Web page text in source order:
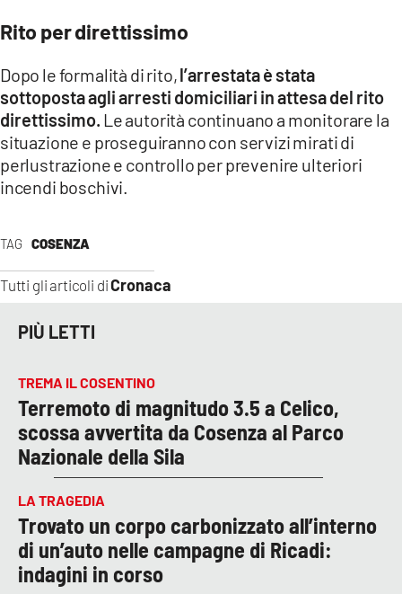
TAG COSENZA
Tutti gli articoli diCronaca
Rito per direttissimo
Dopo le formalità di rito,l’arrestata è stata
sottoposta agli arresti domiciliari in attesa del rito
direttissimo. Le autorità continuano a monitorare la
situazione e proseguiranno con servizi mirati di
perlustrazione e controllo per prevenire ulteriori
incendi boschivi​.
PIÙ LETTI
TREMA IL COSENTINO
Terremoto di magnitudo 3.5 a Celico,
scossa avvertita da Cosenza al Parco
Nazionale della Sila
LA TRAGEDIA
Trovato un corpo carbonizzato all’interno
di un’auto nelle campagne di Ricadi:
indagini in corso